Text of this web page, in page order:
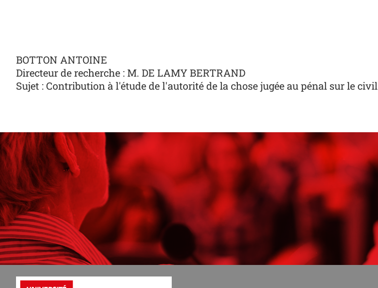
BOTTON ANTOINE
Directeur de recherche : M. DE LAMY BERTRAND
Sujet : Contribution à l'étude de l'autorité de la chose jugée au pénal sur le civil